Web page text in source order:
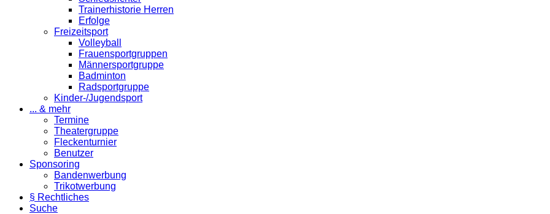
Trainerhistorie Herren
Erfolge
Freizeitsport
Volleyball
Frauensportgruppen
Männersportgruppe
Badminton
Radsportgruppe
Kinder-/Jugendsport
... & mehr
Termine
Theatergruppe
Fleckenturnier
Benutzer
Sponsoring
Bandenwerbung
Trikotwerbung
§ Rechtliches
Suche